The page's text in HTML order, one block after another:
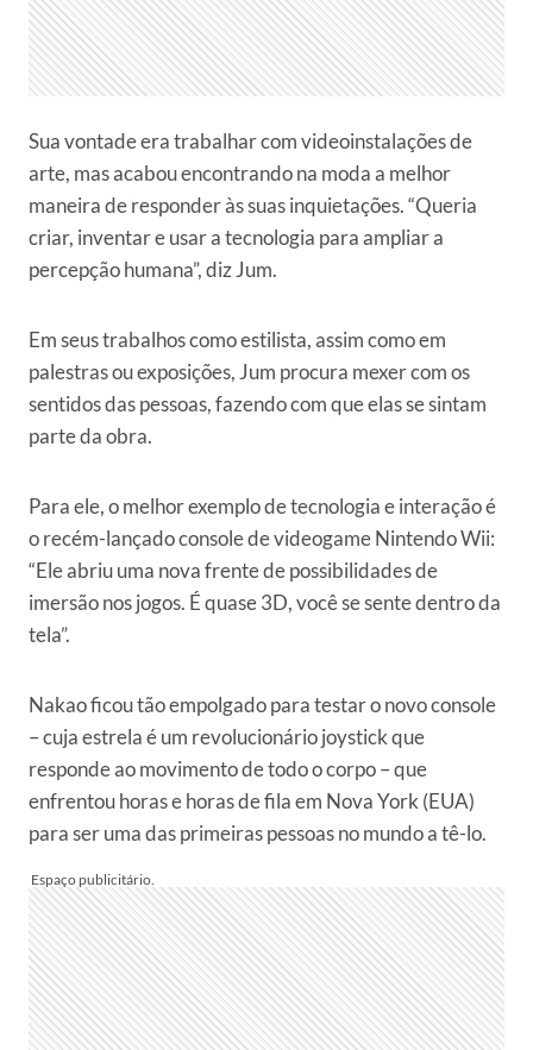
Sua vontade era trabalhar com videoinstalações de
arte, mas acabou encontrando na moda a melhor
maneira de responder às suas inquietações. “Queria
criar, inventar e usar a tecnologia para ampliar a
percepção humana”, diz Jum.
Em seus trabalhos como estilista, assim como em
palestras ou exposições, Jum procura mexer com os
sentidos das pessoas, fazendo com que elas se sintam
parte da obra.
Para ele, o melhor exemplo de tecnologia e interação é
o recém-lançado console de videogame Nintendo Wii:
“Ele abriu uma nova frente de possibilidades de
imersão nos jogos. É quase 3D, você se sente dentro da
tela”.
Nakao ficou tão empolgado para testar o novo console
– cuja estrela é um revolucionário joystick que
responde ao movimento de todo o corpo – que
enfrentou horas e horas de fila em Nova York (EUA)
para ser uma das primeiras pessoas no mundo a tê-lo.